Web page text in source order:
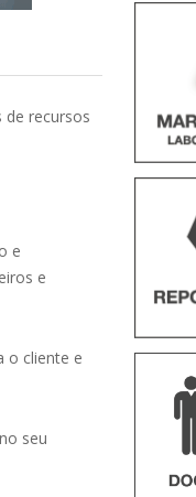
de recursos
e
e
o cliente e
seu